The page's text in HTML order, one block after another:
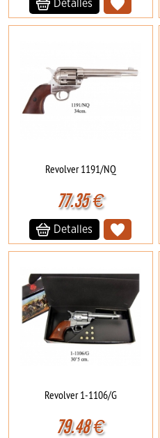
Detalles
Revolver 1191/NQ
77.35€
Detalles
Revolver 1-1106/G
79.48€